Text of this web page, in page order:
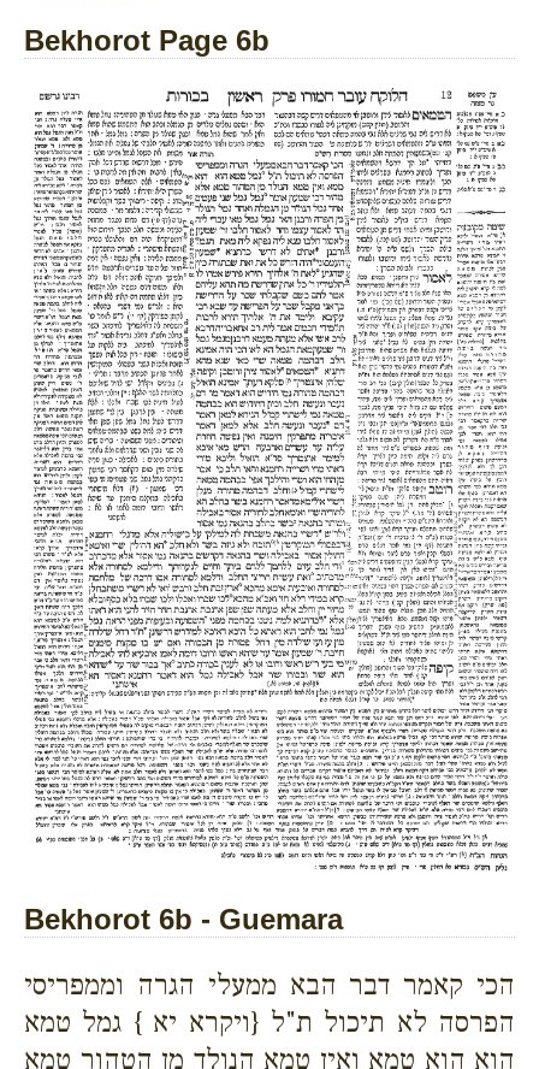
Bekhorot Page 6b
Bekhorot 6b - Guemara
הכי קאמר דבר הבא ממעלי הגרה וממפריסי
הפרסה לא תיכול ת"ל {ויקרא יא } גמל טמא
הוא הוא טמא ואין טמא הנולד מן הטהור טמא